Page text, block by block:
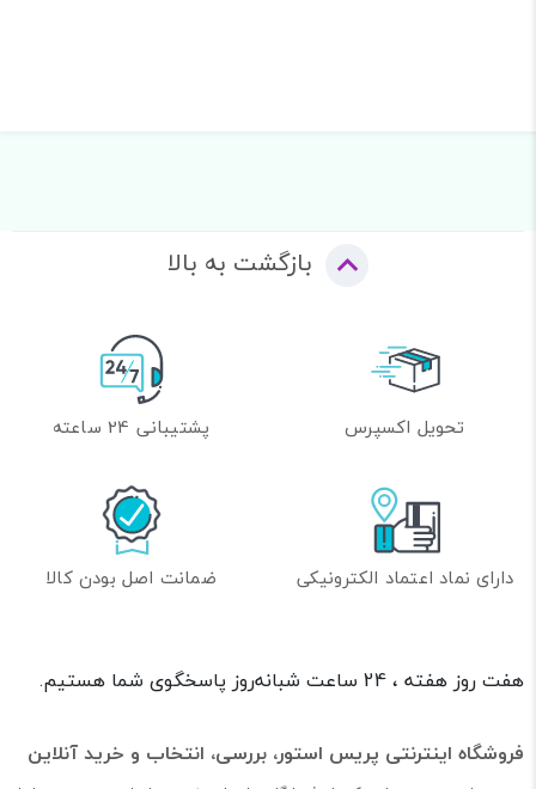
بازگشت به بالا
تحویل اکسپرس پشتیبانی 24 ساعته
دارای نماد اعتماد الکترونیکی ضمانت اصل بودن کالا
هفت روز هفته ، 24 ساعت شبانه‌روز پاسخگوی شما هستیم.
فروشگاه اینترنتی پریس استور، بررسی، انتخاب و خرید آنلاین